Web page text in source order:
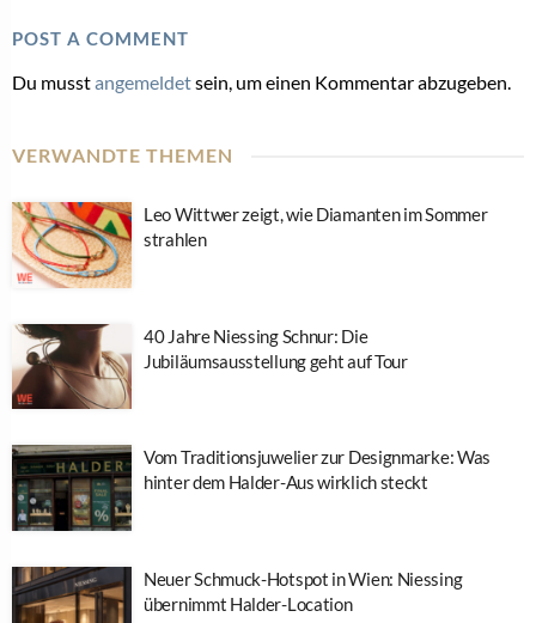
POST A COMMENT
Du musstangemeldetsein, um einen Kommentar abzugeben.
VERWANDTE THEMEN
Leo Wittwer zeigt, wie Diamanten im Sommer
strahlen
40 Jahre Niessing Schnur: Die
Jubiläumsausstellung geht auf Tour
Vom Traditionsjuwelier zur Designmarke: Was
hinter dem Halder-Aus wirklich steckt
Neuer Schmuck-Hotspot in Wien: Niessing
übernimmt Halder-Location